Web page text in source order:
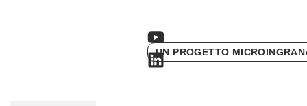
UN PROGETTO